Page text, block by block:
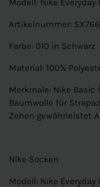
Modell: Nike Everyday
Artikelnummer:
Farbe: 010 in Schwarz
Material: 100%
Merkmale: Nike Basic
Baumwolle für
Zehen gewährleistet
Nike Socken
Modell: Nike Everyday